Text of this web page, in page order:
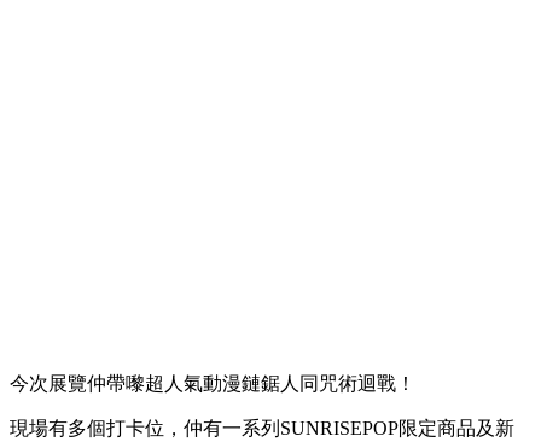
今次展覽仲帶嚟超人氣動漫鏈鋸人同咒術迴戰！
現場有多個打卡位，仲有一系列SUNRISEPOP限定商品及新